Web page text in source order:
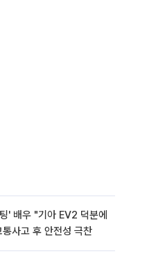
' 배우 "기아 EV2 덕분에
사고 후 안전성 극찬